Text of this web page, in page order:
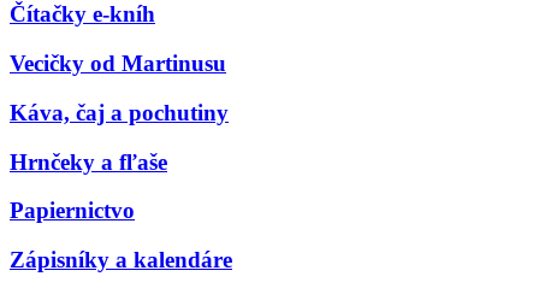
Čítačky e-kníh
Vecičky od Martinusu
Káva, čaj a pochutiny
Hrnčeky a fľaše
Papiernictvo
Zápisníky a kalendáre